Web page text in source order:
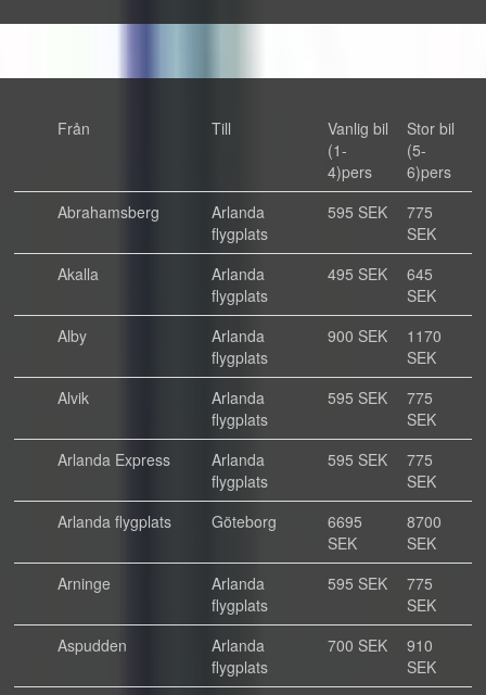
Från Till
Vanlig bil
(1-
4)pers
Stor bil
(5-
6)pers
Abrahamsberg
Arlanda
flygplats
595 SEK
775
SEK
Akalla
Arlanda
flygplats
495 SEK
645
SEK
Alby
Arlanda
flygplats
900 SEK
1170
SEK
Alvik
Arlanda
flygplats
595 SEK
775
SEK
Arlanda Express
Arlanda
flygplats
595 SEK
775
SEK
Arlanda flygplats
Göteborg
6695
SEK
8700
SEK
Arninge
Arlanda
flygplats
595 SEK
775
SEK
Aspudden
Arlanda
flygplats
700 SEK
910
SEK